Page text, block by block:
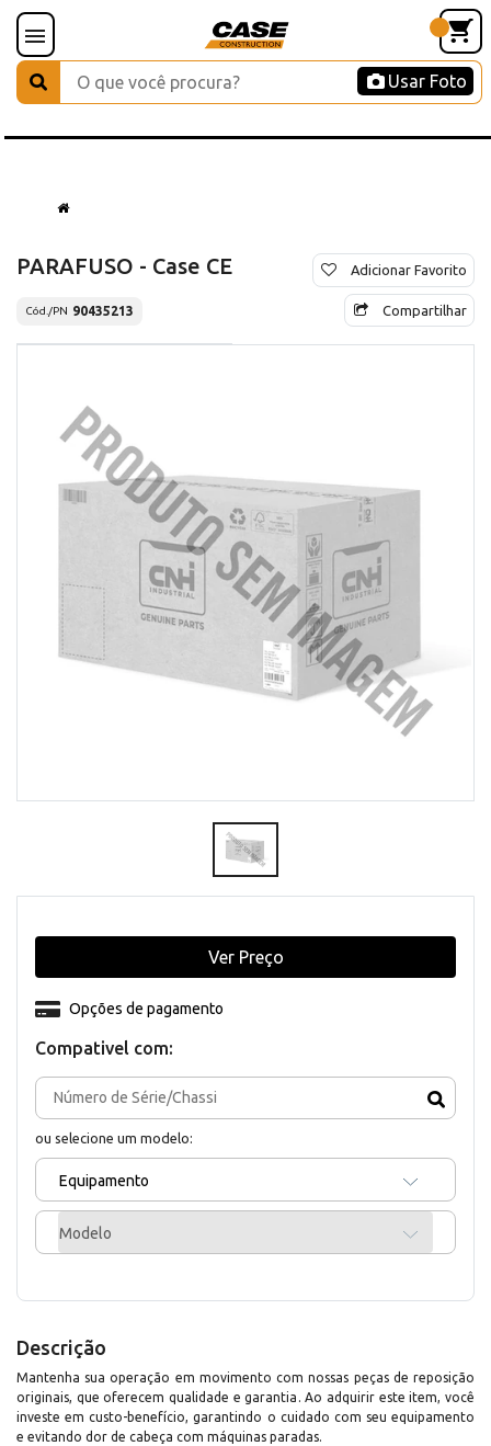
Usar Foto
PARAFUSO - Case CE
Cód./PN 90435213
Adicionar Favorito
Compartilhar
Compativel com:
ou selecione um modelo:
Equipamento
Modelo
Opções de pagamento
Ver Preço
Descrição
Mantenha sua operação em movimento com nossas peças de reposição
originais, que oferecem qualidade e garantia. Ao adquirir este item, você
investe em custo-benefício, garantindo o cuidado com seu equipamento
e evitando dor de cabeça com máquinas paradas.